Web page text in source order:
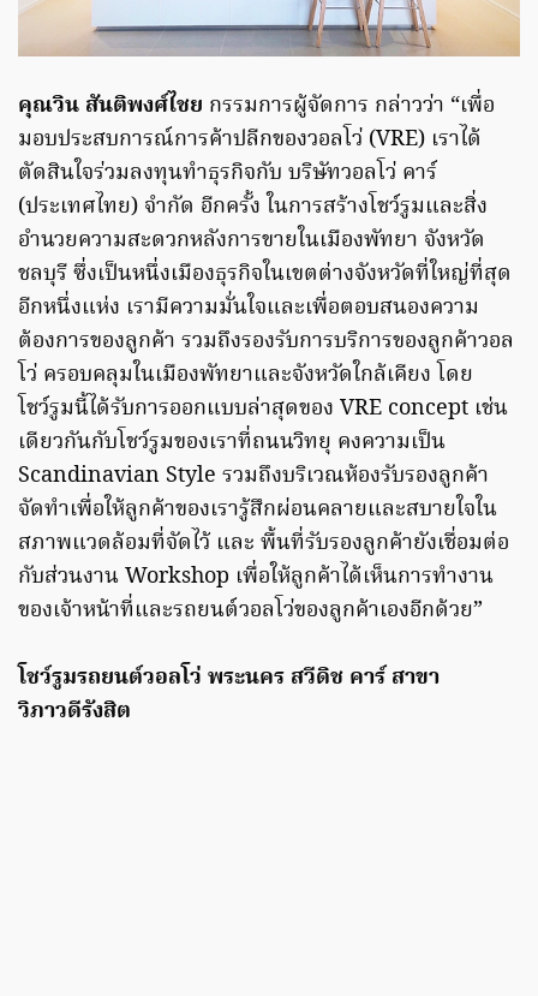
คุณวิน สันติพงศ์ไชย กรรมการผู้จัดการ กล่าวว่า “เพื่อ
มอบประสบการณ์การค้าปลีกของวอลโว่ (VRE) เราได้
ตัดสินใจร่วมลงทุนทำธุรกิจกับ บริษัทวอลโว่ คาร์
(ประเทศไทย) จำกัด อีกครั้ง ในการสร้างโชว์รูมและสิ่ง
อำนวยความสะดวกหลังการขายในเมืองพัทยา จังหวัด
ชลบุรี ซึ่งเป็นหนึ่งเมืองธุรกิจในเขตต่างจังหวัดที่ใหญ่ที่สุด
อีกหนึ่งแห่ง เรามีความมั่นใจและเพื่อตอบสนองความ
ต้องการของลูกค้า รวมถึงรองรับการบริการของลูกค้าวอล
โว่ ครอบคลุมในเมืองพัทยาและจังหวัดใกล้เคียง โดย
โชว์รูมนี้ได้รับการออกแบบล่าสุดของ VRE concept เช่น
เดียวกันกับโชว์รูมของเราที่ถนนวิทยุ คงความเป็น
Scandinavian Style รวมถึงบริเวณห้องรับรองลูกค้า
จัดทำเพื่อให้ลูกค้าของเรารู้สึกผ่อนคลายและสบายใจใน
สภาพแวดล้อมที่จัดไว้ และ พื้นที่รับรองลูกค้ายังเชื่อมต่อ
กับส่วนงาน Workshop เพื่อให้ลูกค้าได้เห็นการทำงาน
ของเจ้าหน้าที่และรถยนต์วอลโว่ของลูกค้าเองอีกด้วย”
โชว์รูมรถยนต์วอลโว่ พระนคร สวีดิช คาร์ สาขา
วิภาวดีรังสิต